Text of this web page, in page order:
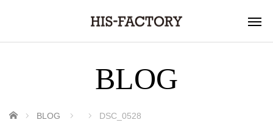
BLOG
ホーム BLOG DSC_0528